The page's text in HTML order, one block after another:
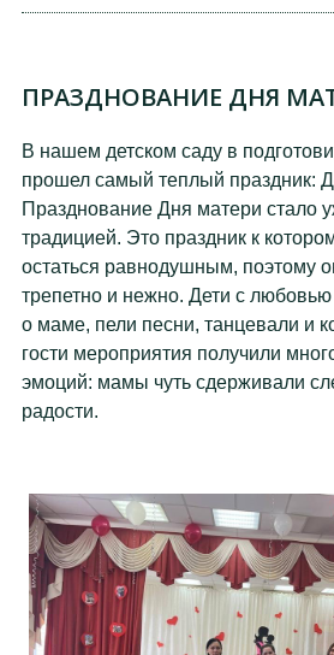
ПРАЗДНОВАНИЕ ДНЯ
В нашем детском саду в
прошел самый теплый праздник:
Празднование Дня матери стало
традицией. Это праздник к
остаться равнодушным, поэтому
трепетно и нежно. Дети с любовью
о маме, пели песни, танцевали и
гости мероприятия получили
эмоций: мамы чуть сдерживали
радости.